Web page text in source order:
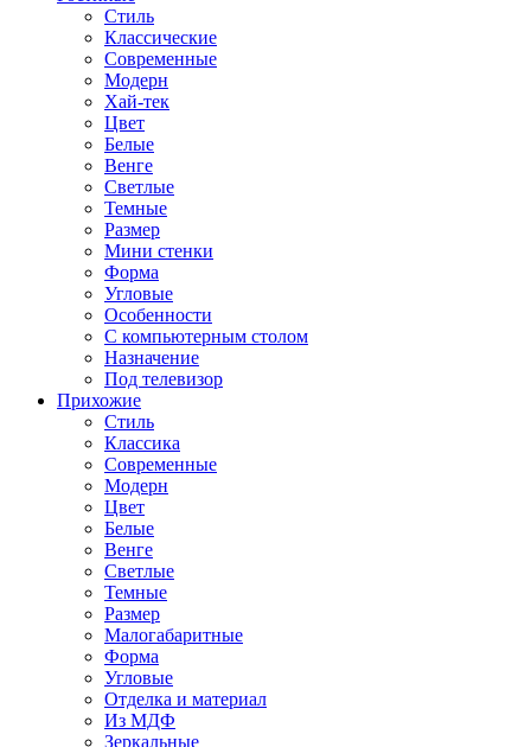
Стиль
Классические
Современные
Модерн
Хай-тек
Цвет
Белые
Венге
Светлые
Темные
Размер
Мини стенки
Форма
Угловые
Особенности
С компьютерным столом
Назначение
Под телевизор
Прихожие
Стиль
Классика
Современные
Модерн
Цвет
Белые
Венге
Светлые
Темные
Размер
Малогабаритные
Форма
Угловые
Отделка и материал
Из МДФ
Зеркальные